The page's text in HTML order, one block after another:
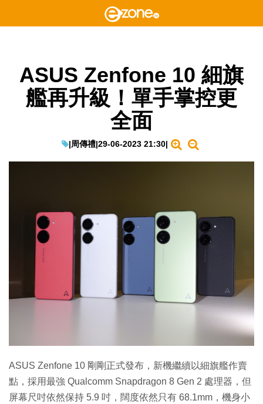
ASUS Zenfone 10 細旗
艦再升級！單手掌控更
全面
|周傳禮|29-06-2023 21:30|
ASUS Zenfone 10 剛剛正式發布，新機繼續以細旗艦作賣
點，採用最強 Qualcomm Snapdragon 8 Gen 2 處理器，但
屏幕尺吋依然保持 5.9 吋，闊度依然只有 68.1mm，機身小